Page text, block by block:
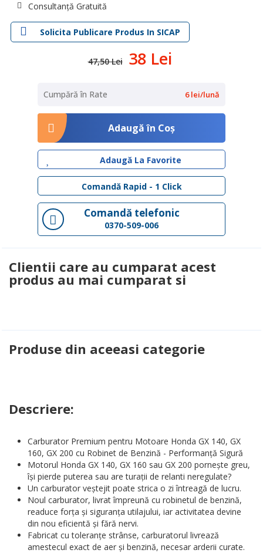
Consultanță Gratuită
Solicita Publicare Produs In SICAP
47,50 Lei 38 Lei
Cumpără în Rate 6 lei/lună
Adaugă în Coş
Adaugă La Favorite
Comandă Rapid - 1 Click
Comandă telefonic
0370-509-006
Clientii care au cumparat acest
produs au mai cumparat si
Produse din aceeasi categorie
Descriere:
Carburator Premium pentru Motoare Honda GX 140, GX
160, GX 200 cu Robinet de Benzină - Performanță Sigură
Motorul Honda GX 140, GX 160 sau GX 200 pornește greu,
își pierde puterea sau are turații de relanti neregulate?
Un carburator veștejit poate strica o zi întreagă de lucru.
Noul carburator, livrat împreună cu robinetul de benzină,
readuce forța și siguranța utilajului, iar activitatea devine
din nou eficientă și fără nervi.
Fabricat cu toleranțe strânse, carburatorul livrează
amestecul exact de aer și benzină, necesar arderii curate.